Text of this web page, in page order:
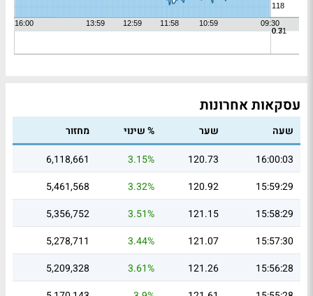
עסקאות אחרונות
שעה שער % שינוי
מחזור
16:00:03
120.73
3.15%
6,118,661
15:59:29
120.92
3.32%
5,461,568
15:58:29
121.15
3.51%
5,356,752
15:57:30
121.07
3.44%
5,278,711
15:56:28
121.26
3.61%
5,209,328